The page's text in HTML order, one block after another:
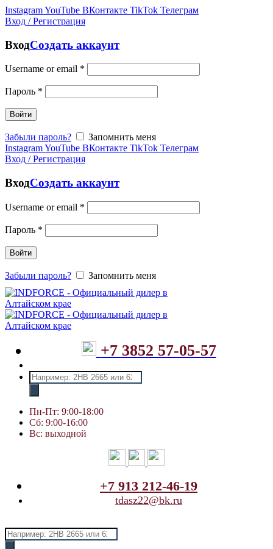
InstagramYouTube ВКонтакте TikTok Телеграм
Вход / Регистрация
ВходСоздать аккаунт
Username or email *
Пароль *
Войти
Забыли пароль?
Запомнить меня
InstagramYouTube ВКонтакте TikTok Телеграм
Вход / Регистрация
ВходСоздать аккаунт
Username or email *
Пароль *
Войти
Забыли пароль? Запомнить меня
+7 3852 57-05-57
Поиск
товаров
Пн-Пт: 9:00-18:00
Сб: 9:00-16:00
Вс: выходной
+7 913 212-46-19
tdasz22@bk.ru
Поиск
товаров